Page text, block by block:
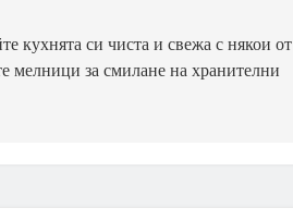
кухнята си чиста и свежа с някои от
мелници за смилане на хранителни